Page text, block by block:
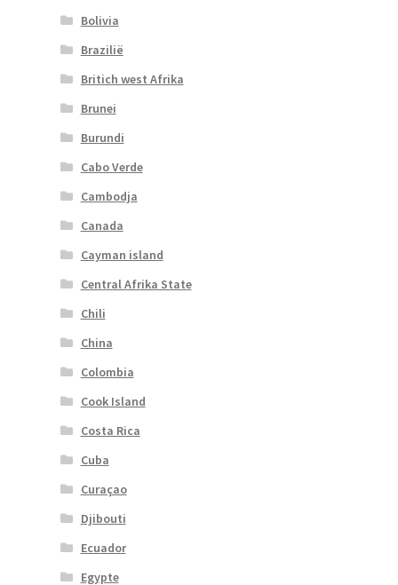
Bolivia
Brazilië
Britich west Afrika
Brunei
Burundi
Cabo Verde
Cambodja
Canada
Cayman island
Central Afrika State
Chili
China
Colombia
Cook Island
Costa Rica
Cuba
Curaçao
Djibouti
Ecuador
Egypte